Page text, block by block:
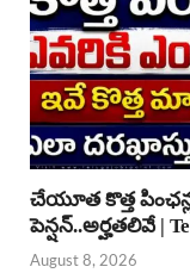
చేయూత కొత్త
పెన్షన్..అర్హతలివే |
August 8, 2026